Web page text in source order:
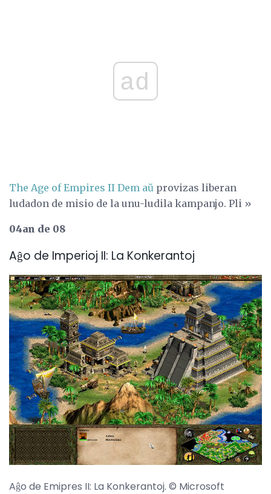
ad
The Age of Empires II Dem aŭ provizas liberan
ludadon de misio de la unu-ludila kampanjo. Pli »
04an de 08
Aĝo de Imperioj II: La Konkerantoj
Aĝo de Emipres II: La Konkerantoj. © Microsoft